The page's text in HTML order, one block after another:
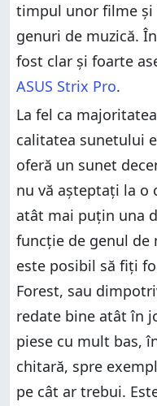
timpul unor filme și
genuri de muzică.
fost clar și foarte
ASUS Strix Pro.
La fel ca
calitatea sunetului
oferă un sunet
nu vă așteptați la o
atât mai puțin una
funcție de genul de
este posibil să fiți
Forest, sau
redate bine atât în
piese cu mult bas,
chitară, spre
pe cât ar trebui.